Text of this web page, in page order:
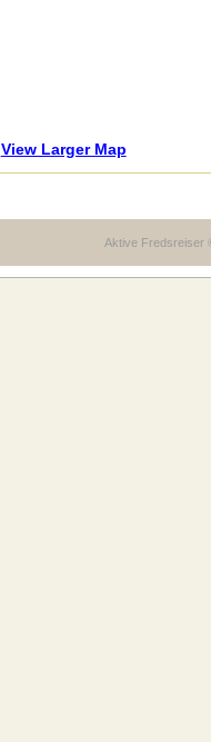
View Larger Map
Aktive Fredsreiser